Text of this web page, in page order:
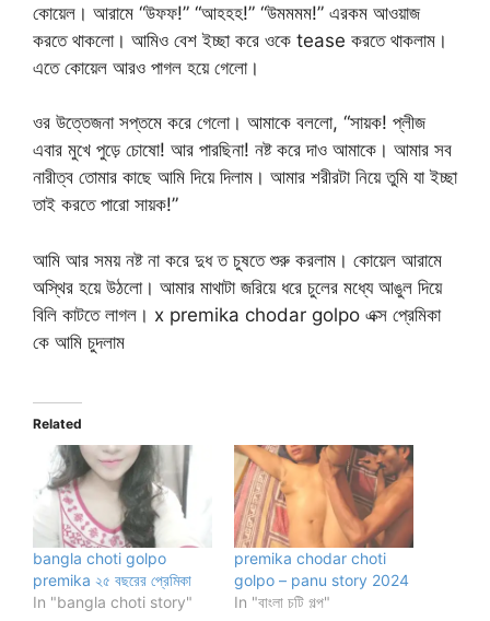
কোয়েল। আরামে “উফফ!” “আহহহ!” “উমমমম!” এরকম আওয়াজ
করতে থাকলো। আমিও বেশ ইচ্ছা করে ওকে tease করতে থাকলাম।
এতে কোয়েল আরও পাগল হয়ে গেলো।
ওর উত্তেজনা সপ্তমে করে গেলো। আমাকে বললো, “সায়ক! প্লীজ
এবার মুখে পুড়ে চোষো! আর পারছিনা! নষ্ট করে দাও আমাকে। আমার সব
নারীত্ব তোমার কাছে আমি দিয়ে দিলাম। আমার শরীরটা নিয়ে তুমি যা ইচ্ছা
তাই করতে পারো সায়ক!”
আমি আর সময় নষ্ট না করে দুধ ত চুষতে শুরু করলাম। কোয়েল আরামে
অস্থির হয়ে উঠলো। আমার মাথাটা জরিয়ে ধরে চুলের মধ্যে আঙুল দিয়ে
বিলি কাটতে লাগল। x premika chodar golpo এক্স প্রেমিকা
কে আমি চুদলাম
Related
bangla choti golpo
premika ২৫ বছরের প্রেমিকা
In "bangla choti story"
premika chodar choti
golpo – panu story 2024
In "বাংলা চটি গল্প"